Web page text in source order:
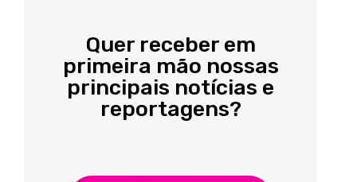
Quer receber em
primeira mão nossas
principais notícias e
reportagens?